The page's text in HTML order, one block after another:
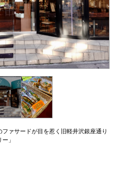
ァサードが目を惹く旧軽井沢銀座通り
」